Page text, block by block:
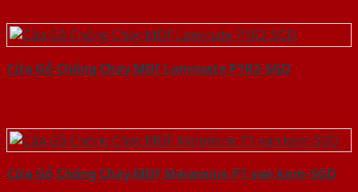
Cửa Gỗ Chống Cháy MDF Laminate P1R2-SGD
Cửa Gỗ Chống Cháy MDF Melamine P1 van kem-SGD